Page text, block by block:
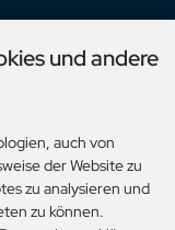
und andere
auch von
der Website zu
zu analysieren und
zu können.